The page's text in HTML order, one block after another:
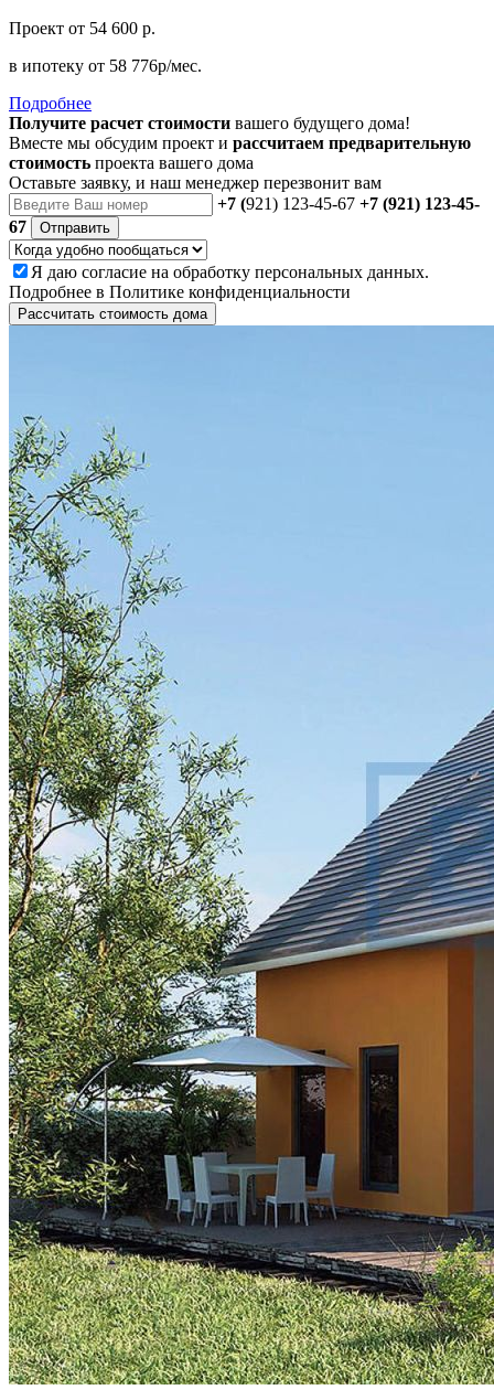
Проект от 54 600 р.
в ипотеку от 58 776р/мес.
Подробнее
Получите расчет стоимости вашего будущего дома!
Вместе мы обсудим проект и рассчитаем предварительную
стоимость проекта вашего дома
Оставьте заявку, и наш менеджер перезвонит вам
+7 (921) 123-45-67 +7 (921) 123-45-
67
Отправить
Я даю согласие на обработку персональных данных.
Подробнее в Политике конфиденциальности
Рассчитать стоимость дома